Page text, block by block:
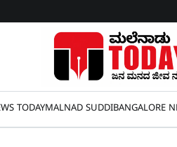
TODAYMALNAD SUDDIBANGALORE